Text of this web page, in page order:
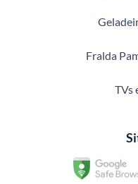
Fralda
TVs